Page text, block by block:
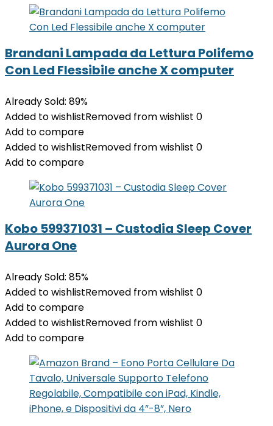
Brandani Lampada da Lettura Polifemo
Con Led Flessibile anche X computer
Already Sold: 89%
Added to wishlistRemoved from wishlist 0
Add to compare
Added to wishlistRemoved from wishlist 0
Add to compare
Kobo 599371031 – Custodia Sleep Cover
Aurora One
Already Sold: 85%
Added to wishlistRemoved from wishlist 0
Add to compare
Added to wishlistRemoved from wishlist 0
Add to compare